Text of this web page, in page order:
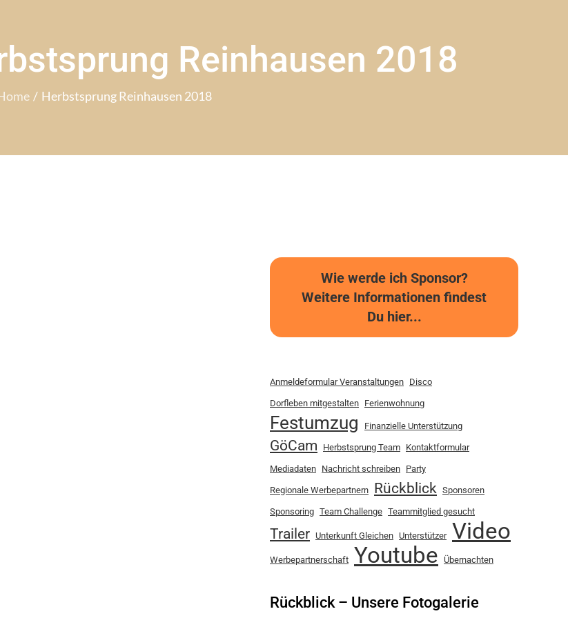
Reinhausen 2018
Herbstsprung Reinhausen 2018
Wie werde ich Sponsor?
Weitere Informationen findest
Du hier...
Anmeldeformular Veranstaltungen Disco
Dorfleben mitgestalten Ferienwohnung
Festumzug Finanzielle Unterstützung
GöCam Herbstsprung Team Kontaktformular
Mediadaten Nachricht schreiben Party
Regionale Werbepartnern Rückblick Sponsoren
Sponsoring Team Challenge Teammitglied gesucht
Trailer Unterkunft Gleichen Unterstützer Video
Werbepartnerschaft Youtube Übernachten
Rückblick – Unsere Fotogalerie